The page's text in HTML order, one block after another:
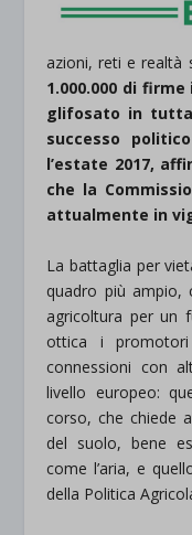
azioni, reti e realtà
1.000.000 di
glifosato in tutta
successo
l’estate 2017,
che la
attualmente in
La battaglia per
quadro più ampio,
agricoltura per un
ottica i
connessioni con
livello europeo:
corso, che chiede
del suolo, bene
come l’aria, e
della Politica